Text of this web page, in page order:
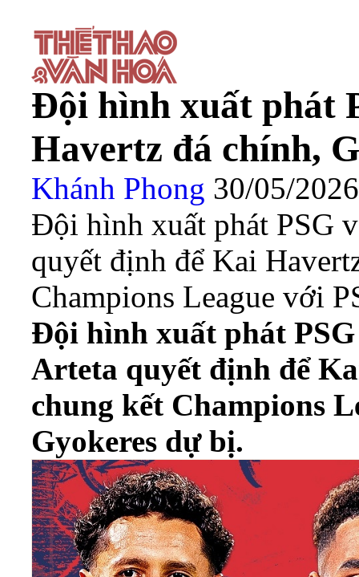
Đội hình xuất phát
Havertz đá chính,
Khánh Phong 30/05/
Đội hình xuất phát PSG
quyết định để Kai
Champions League với
Đội hình xuất phát
Arteta quyết định để
chung kết Champions
Gyokeres dự bị.